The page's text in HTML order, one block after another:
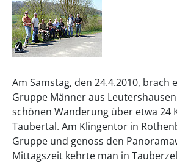
Am Samstag, den 24.4.2010, brach
Gruppe Männer aus
schönen Wanderung über etwa 24
Taubertal. Am Klingentor in
Gruppe und genoss den
Mittagszeit kehrte man in